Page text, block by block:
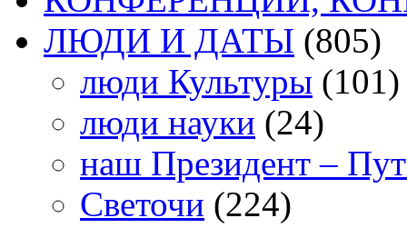
ЛЮДИ И ДАТЫ (805)
люди Культуры (101)
люди науки (24)
наш Президент –
Светочи (224)